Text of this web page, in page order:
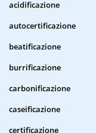
acidificazione
autocertificazione
beatificazione
burrificazione
carbonificazione
caseificazione
certificazione